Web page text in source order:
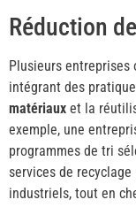
Réduction
Plusieurs entreprises
intégrant des
matériaux et la
exemple, une
programmes de tri
services de
industriels, tout en